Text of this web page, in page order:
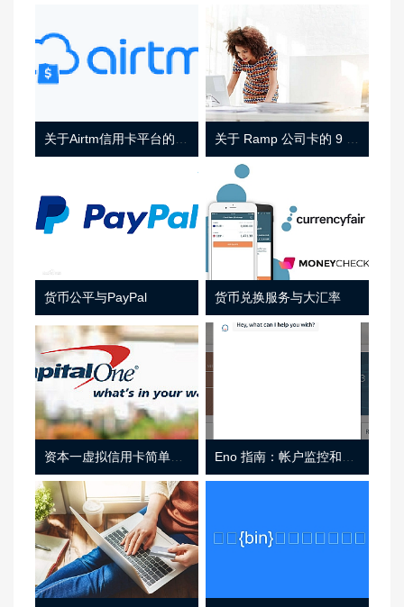
货币公平与PayPal 货币兑换服务与大汇率
资本一虚拟信用卡简单介绍